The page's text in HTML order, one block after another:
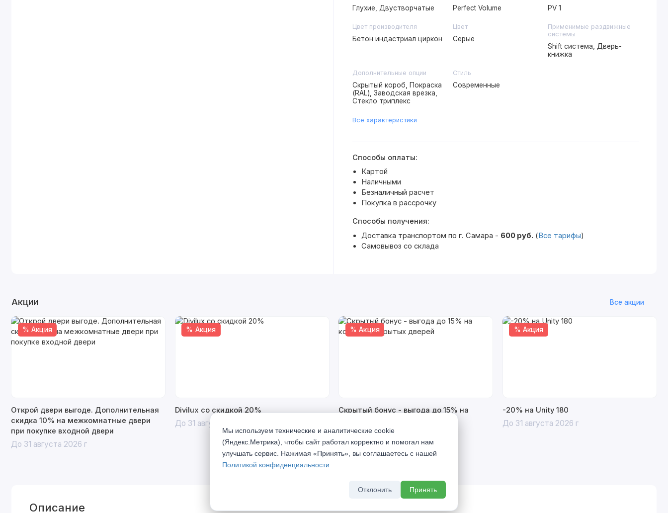
Глухие, Двустворчатые Perfect Volume PV 1
Цвет производителя
Бетон индастриал циркон
Цвет
Серые
Применимые раздвижные
системы
Shift система, Дверь-
книжка
Дополнительные опции
Скрытый короб, Покраска
(RAL), Заводская врезка,
Стекло триплекс
Стиль
Современные
Все характеристики
Способы оплаты:
Картой
Наличными
Безналичный расчет
Покупка в рассрочку
Способы получения:
Доставка транспортом по г. Самара - 600 руб. (Все тарифы)
Самовывоз со склада
Акции Все акции
% Акция
Открой двери выгоде. Дополнительная
скидка 10% на межкомнатные двери
при покупке входной двери
До 31 августа 2026 г
% Акция
Divilux со скидкой 20%
До 31 августа 2026 г
% Акция
Скрытый бонус - выгода до 15% на
До 31 августа 2026 г
% Акция
-20% на Unity 180
До 31 августа 2026 г
Описание
Мы используем технические и аналитические cookie
(Яндекс.Метрика), чтобы сайт работал корректно и помогал нам
улучшать сервис. Нажимая «Принять», вы соглашаетесь с нашей
Политикой конфиденциальности
Отклонить Принять